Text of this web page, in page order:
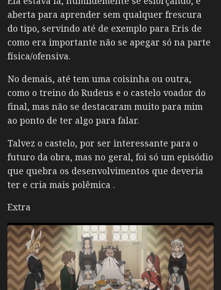
aberta para aprender sem qualquer frescura
do tipo, servindo até de exemplo para Eris de
como era importante não se apegar só na parte
física/ofensiva.
No demais, até tem uma coisinha ou outra,
como o treino do Rudeus e o castelo voador do
final, mas não se destacaram muito para mim
ao ponto de ter algo para falar.
Talvez o castelo, por ser interessante para o
futuro da obra, mas no geral, foi só um episódio
que quebra os desenvolvimentos que deveria
ter e cria mais polêmica .
Extra